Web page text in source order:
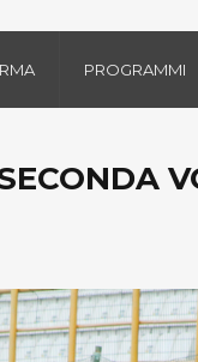
PROGRAMMI